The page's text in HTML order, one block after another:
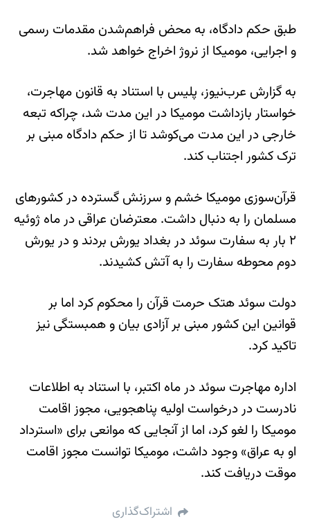
طبق حکم دادگاه، به محض فراهم‌شدن مقدمات رسمی
و اجرایی، مومیکا از نروژ اخراج خواهد شد.
به گزارش عرب‌نیوز، پلیس با استناد به قانون مهاجرت،
خواستار بازداشت مومیکا در این مدت شد، چراکه تبعه
خارجی در این مدت می‌کوشد تا از حکم دادگاه مبنی بر
ترک کشور اجتناب کند.
قرآن‌سوزی مومیکا خشم و سرزنش گسترده در کشورهای
مسلمان را به دنبال داشت. معترضان عراقی در ماه ژوئیه
۲ بار به سفارت سوئد در بغداد یورش بردند و در یورش
دوم محوطه سفارت را به آتش کشیدند.
دولت سوئد هتک حرمت قرآن را محکوم کرد اما بر
قوانین این کشور مبنی بر آزادی بیان و همبستگی نیز
تاکید کرد.
اداره مهاجرت سوئد در ماه اکتبر، با استناد به اطلاعات
نادرست در درخواست اولیه پناهجویی، مجوز اقامت
مومیکا را لغو کرد، اما از آنجایی که موانعی برای «استرداد
او به عراق» وجود داشت، مومیکا توانست مجوز اقامت
موقت دریافت کند.
اشتراک‌گذاری